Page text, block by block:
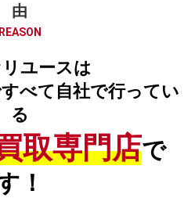
由
REASON
ユースは
べて自社で行ってい
る
取専門店で
！